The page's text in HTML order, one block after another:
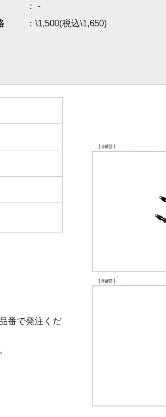
： -
：\1,500(税込\1,650)
番で発注くだ